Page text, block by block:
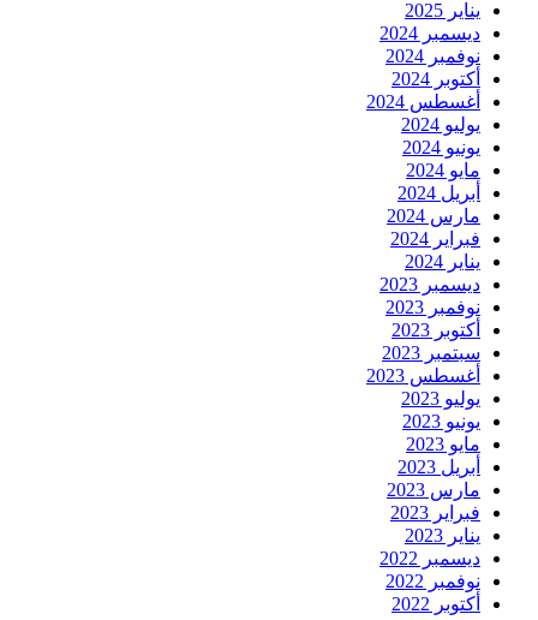
يناير 2025
ديسمبر 2024
نوفمبر 2024
أكتوبر 2024
أغسطس 2024
يوليو 2024
يونيو 2024
مايو 2024
أبريل 2024
مارس 2024
فبراير 2024
يناير 2024
ديسمبر 2023
نوفمبر 2023
أكتوبر 2023
سبتمبر 2023
أغسطس 2023
يوليو 2023
يونيو 2023
مايو 2023
أبريل 2023
مارس 2023
فبراير 2023
يناير 2023
ديسمبر 2022
نوفمبر 2022
أكتوبر 2022